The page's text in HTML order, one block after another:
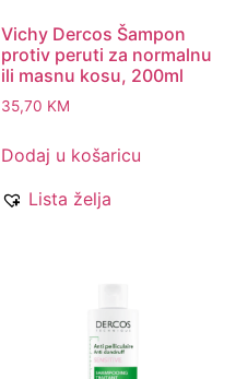
Vichy Dercos Šampon
protiv peruti za normalnu
ili masnu kosu, 200ml
35,70 KM
Dodaj u košaricu
Lista želja